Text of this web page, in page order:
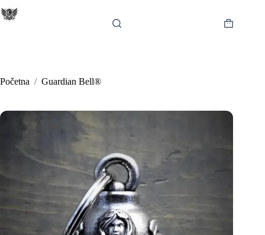
na
Košarica
Početna / Guardian Bell®